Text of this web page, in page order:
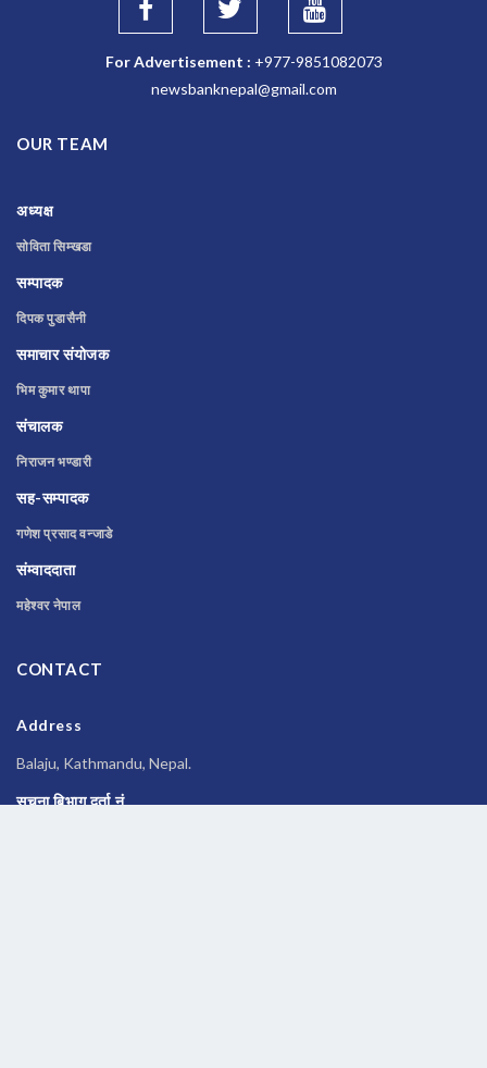
For Advertisement : +977-9851082073
newsbanknepal@gmail.com
OUR TEAM
अध्यक्ष
सोविता सिम्खडा
सम्पादक
दिपक पुडासैनी
समाचार संयोजक
भिम कुमार थापा
संचालक
निराजन भण्डारी
सह-सम्पादक
गणेश प्रसाद वन्जाडे
संम्वाददाता
महेश्वर नेपाल
CONTACT
Address
Balaju, Kathmandu, Nepal.
सूचना बिभाग दर्ता नं